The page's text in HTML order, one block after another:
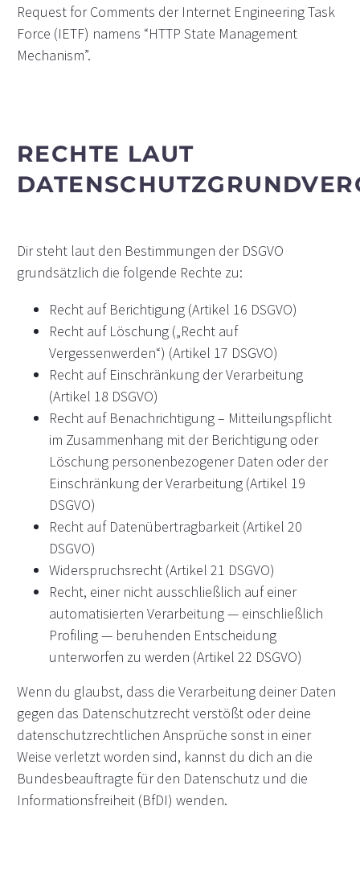
Request for Comments der Internet Engineering Task
Force (IETF) namens “HTTP State Management
Mechanism”.
RECHTE LAUT
Dir steht laut den Bestimmungen der DSGVO
grundsätzlich die folgende Rechte zu:
Recht auf Berichtigung (Artikel 16 DSGVO)
Recht auf Löschung („Recht auf
Vergessenwerden“) (Artikel 17 DSGVO)
Recht auf Einschränkung der Verarbeitung
(Artikel 18 DSGVO)
Recht auf Benachrichtigung – Mitteilungspflicht
im Zusammenhang mit der Berichtigung oder
Löschung personenbezogener Daten oder der
Einschränkung der Verarbeitung (Artikel 19
DSGVO)
Recht auf Datenübertragbarkeit (Artikel 20
DSGVO)
Widerspruchsrecht (Artikel 21 DSGVO)
Recht, einer nicht ausschließlich auf einer
automatisierten Verarbeitung — einschließlich
Profiling — beruhenden Entscheidung
unterworfen zu werden (Artikel 22 DSGVO)
Wenn du glaubst, dass die Verarbeitung deiner Daten
gegen das Datenschutzrecht verstößt oder deine
datenschutzrechtlichen Ansprüche sonst in einer
Weise verletzt worden sind, kannst du dich an die
Bundesbeauftragte für den Datenschutz und die
Informationsfreiheit (BfDI) wenden.